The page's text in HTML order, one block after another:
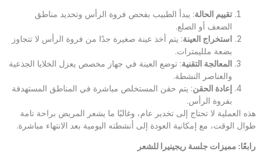
تقييم الحالة: يبدأ الطبيب بفحص فروة الرأس وتحديد مناطق
الضعف أو الصلع.
استخراج العينة: يتم أخذ عينة صغيرة جدًا من فروة الرأس لا تتجاوز
بضعة ملليمترات.
المعالجة التقنية: توضع العينة في جهاز مخصص يعزل الخلايا الجذعية
والعناصر النشطة.
إعادة الحقن: يتم حقن المستخلص مباشرة في المناطق المستهدفة
بفروة الرأس.
هذه العملية لا تحتاج إلى تخدير عام، وغالبًا ما يشعر المريض براحة تامة
طوال الوقت، مع إمكانية العودة إلى أنشطته اليومية بعد الانتهاء مباشرة.
رابعًا: مميزات جلسة ريجينيرا للشعر